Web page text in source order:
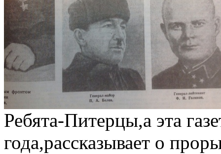
Ребята-Питерцы,а эта
года,рассказывает о